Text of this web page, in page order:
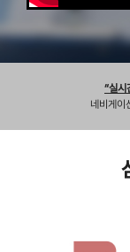
“실시
네비게이